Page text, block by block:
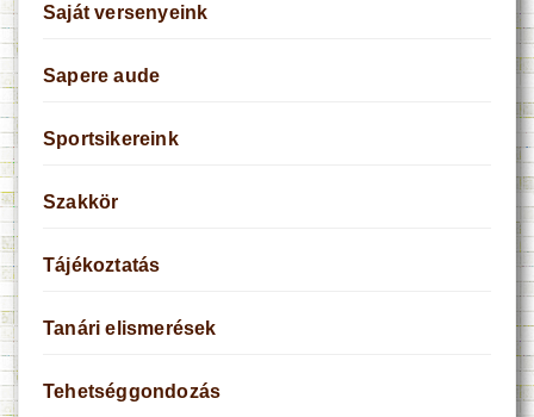
Saját versenyeink
Sapere aude
Sportsikereink
Szakkör
Tájékoztatás
Tanári elismerések
Tehetséggondozás